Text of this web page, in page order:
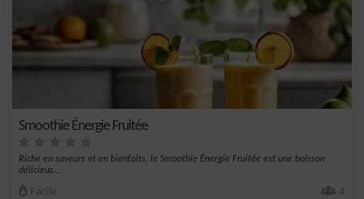
Smoothie Énergie Fruitée
Riche en saveurs et en bienfaits, le Smoothie Énergie Fruitée est une boisson
délicieus...
Facile 4